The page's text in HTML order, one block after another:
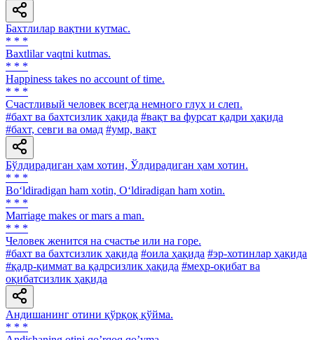
Бахтлилар вақтни кутмас.
* * *
Baxtlilar vaqtni kutmas.
* * *
Happiness takes no account of time.
* * *
Счастливый человек всегда немного глух и слеп.
#бахт ва бахтсизлик ҳақида #вақт ва фурсат қадри ҳақида
#бахт, севги ва омад #умр, вақт
Бўлдирадиган ҳам хотин, Ўлдирадиган ҳам хотин.
* * *
Bo‘ldiradigan ham xotin, O‘ldiradigan ham xotin.
* * *
Marriage makes or mars a man.
* * *
Человек женится на счастье или на горе.
#бахт ва бахтсизлик ҳақида #оила ҳақида #эр-хотинлар ҳақида
#қадр-қиммат ва қадрсизлик ҳақида #меҳр-оқибат ва
оқибатсизлик ҳақида
Андишанинг отини қўрқоқ қўйма.
* * *